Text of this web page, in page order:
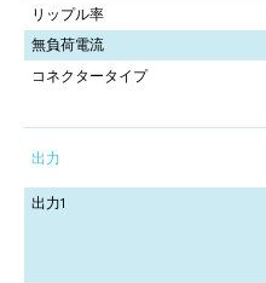
リップル率
無負荷電流
コネクタータイプ
出力
出力1